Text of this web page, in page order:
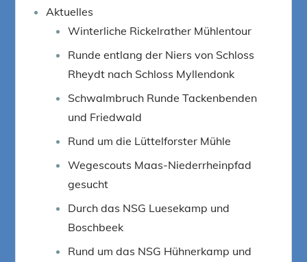
Aktuelles
Winterliche Rickelrather Mühlentour
Runde entlang der Niers von Schloss
Rheydt nach Schloss Myllendonk
Schwalmbruch Runde Tackenbenden
und Friedwald
Rund um die Lüttelforster Mühle
Wegescouts Maas-Niederrheinpfad
gesucht
Durch das NSG Luesekamp und
Boschbeek
Rund um das NSG Hühnerkamp und